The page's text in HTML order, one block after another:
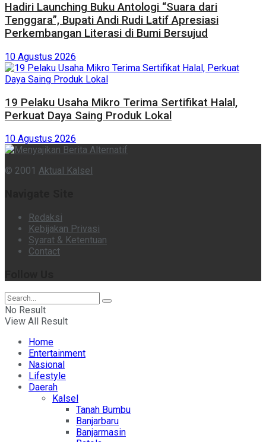
Hadiri Launching Buku Antologi “Suara dari
Tenggara”, Bupati Andi Rudi Latif Apresiasi
Perkembangan Literasi di Bumi Bersujud
10 Agustus 2026
19 Pelaku Usaha Mikro Terima Sertifikat Halal,
Perkuat Daya Saing Produk Lokal
10 Agustus 2026
© 2001 Aktual Kalsel
Redaksi
Kebijakan Privasi
Syarat & Ketentuan
Contact
No Result
View All Result
Home
Entertainment
Nasional
Lifestyle
Daerah
Kalsel
Tanah Bumbu
Banjarbaru
Banjarmasin